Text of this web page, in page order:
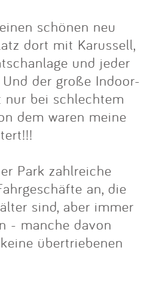
schönen neu
dort mit Karussell,
und jeder
der große Indoor-
bei schlechtem
dem waren meine
Park zahlreiche
an, die
sind, aber immer
- manche davon
übertriebenen